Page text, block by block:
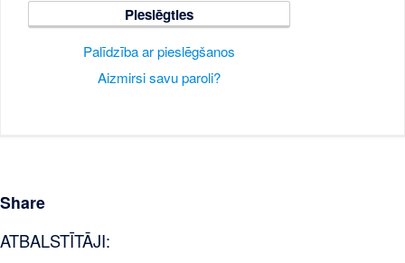
Pieslēgties
Palīdzība ar pieslēgšanos
Aizmirsi savu paroli?
Share
ATBALSTĪTĀJI: